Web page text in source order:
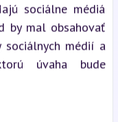
sociálne médiá
by mal obsahovať
médií a
úvaha bude